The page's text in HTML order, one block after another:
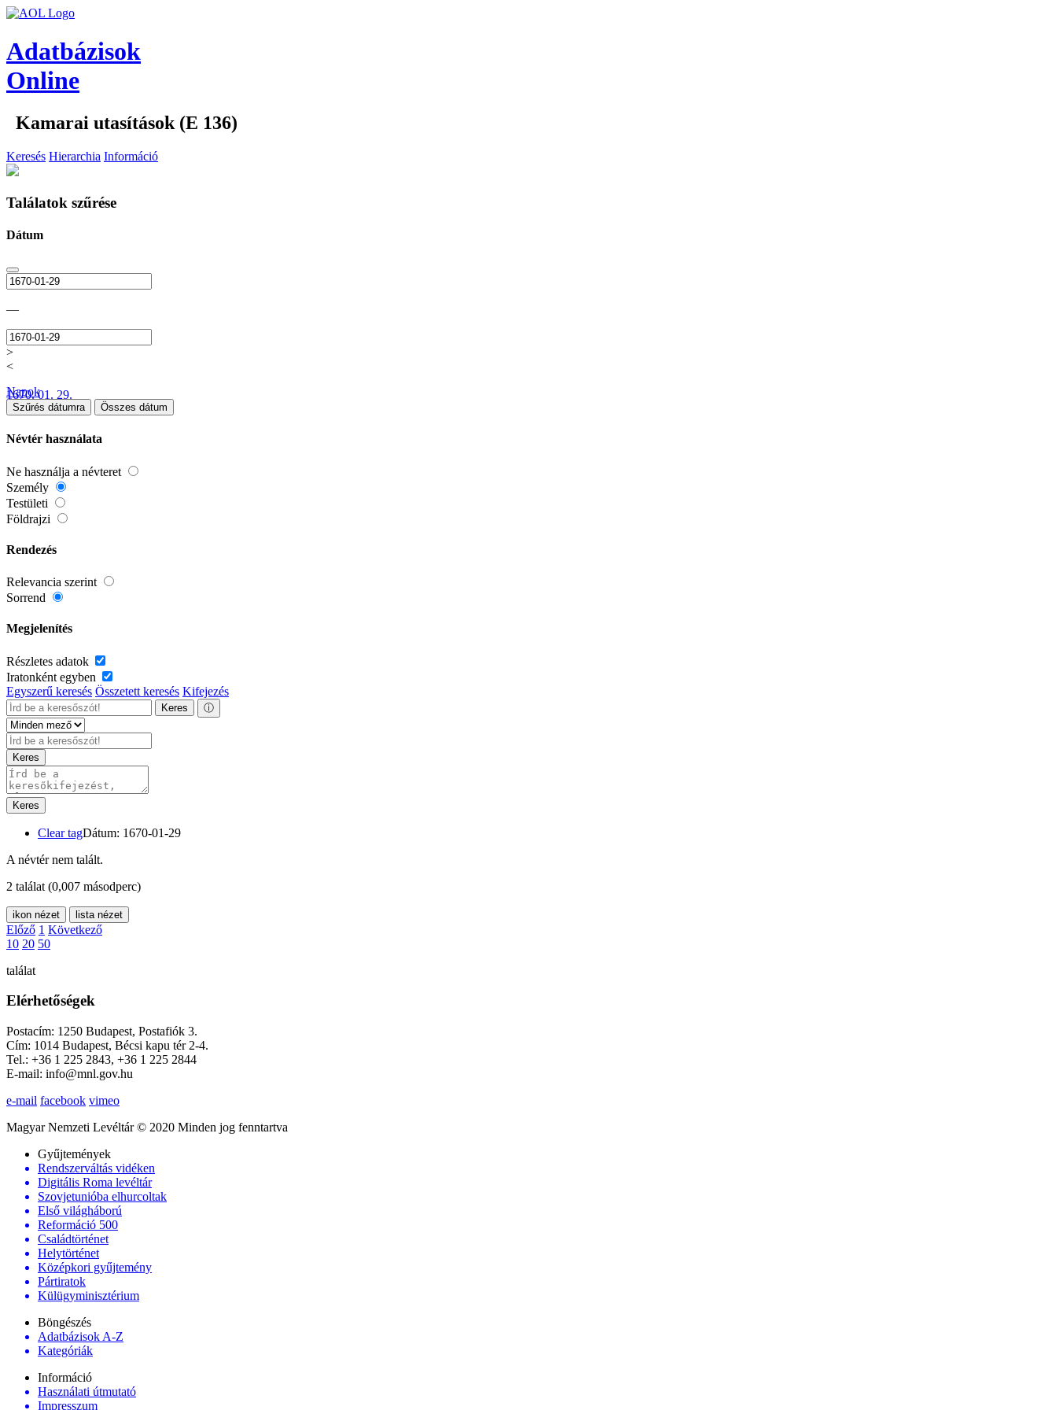
Adatbázisok
Online
Kamarai utasítások (E 136)
Keresés Hierarchia Információ
Találatok szűrése
Dátum
—
>
<
1670. 01. 29.
Napok
Szűrés dátumra Összes dátum
Névtér használata
Ne használja a névteret
Személy
Testületi
Földrajzi
Rendezés
Relevancia szerint
Sorrend
Megjelenítés
Részletes adatok
Iratonként egyben
Egyszerű keresés Összetett keresés Kifejezés
Keres ⓘ
Keres
Keres
Clear tagDátum: 1670-01-29
A névtér nem talált.
2 találat (0,007 másodperc)
ikon nézet lista nézet
Előző 1 Következő
10 20 50
találat
Elérhetőségek
Postacím: 1250 Budapest, Postafiók 3.
Cím: 1014 Budapest, Bécsi kapu tér 2-4.
Tel.: +36 1 225 2843, +36 1 225 2844
E-mail: info@mnl.gov.hu
e-mail facebook vimeo
Magyar Nemzeti Levéltár © 2020 Minden jog fenntartva
Gyűjtemények
Rendszerváltás vidéken
Digitális Roma levéltár
Szovjetunióba elhurcoltak
Első világháború
Reformáció 500
Családtörténet
Helytörténet
Középkori gyűjtemény
Pártiratok
Külügyminisztérium
Böngészés
Adatbázisok A-Z
Kategóriák
Információ
Használati útmutató
Impresszum